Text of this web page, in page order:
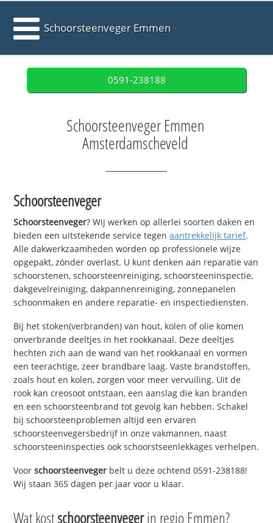
Schoorsteenveger Emmen
0591-238188
Schoorsteenveger Emmen
Amsterdamscheveld
Schoorsteenveger
Schoorsteenveger? Wij werken op allerlei soorten daken en
bieden een uitstekende service tegenaantrekkelijk tarief.
Alle dakwerkzaamheden worden op professionele wijze
opgepakt, zónder overlast. U kunt denken aan reparatie van
schoorstenen, schoorsteenreiniging, schoorsteeninspectie,
dakgevelreiniging, dakpannenreiniging, zonnepanelen
schoonmaken en andere reparatie- en inspectiediensten.
Bij het stoken(verbranden) van hout, kolen of olie komen
onverbrande deeltjes in het rookkanaal. Deze deeltjes
hechten zich aan de wand van het rookkanaal en vormen
een teerachtige, zeer brandbare laag. Vaste brandstoffen,
zoals hout en kolen, zorgen voor meer vervuiling. Uit de
rook kan creosoot ontstaan, een aanslag die kan branden
en een schoorsteenbrand tot gevolg kan hebben. Schakel
bij schoorsteenproblemen altijd een ervaren
schoorsteenvegersbedrijf in onze vakmannen, naast
schoorsteeninspecties ook schoorstseenlekkages verhelpen.
Voorschoorsteenveger belt u deze ochtend 0591-238188!
Wij staan 365 dagen per jaar voor u klaar.
Wat kostschoorsteenvegerin regio Emmen?